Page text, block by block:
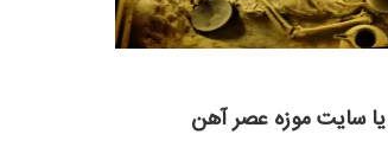
سایت موزه عصر آهن